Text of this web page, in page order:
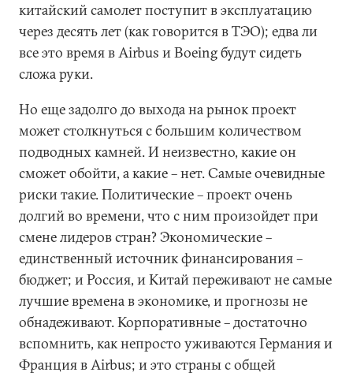
китайский самолет поступит в эксплуатацию
через десять лет (как говорится в ТЭО); едва ли
все это время в Airbus и Boeing будут сидеть
сложа руки.
Но еще задолго до выхода на рынок проект
может столкнуться с большим количеством
подводных камней. И неизвестно, какие он
сможет обойти, а какие – нет. Самые очевидные
риски такие. Политические – проект очень
долгий во времени, что с ним произойдет при
смене лидеров стран? Экономические –
единственный источник финансирования –
бюджет; и Россия, и Китай переживают не самые
лучшие времена в экономике, и прогнозы не
обнадеживают. Корпоративные – достаточно
вспомнить, как непросто уживаются Германия и
Франция в Airbus; и это страны с общей